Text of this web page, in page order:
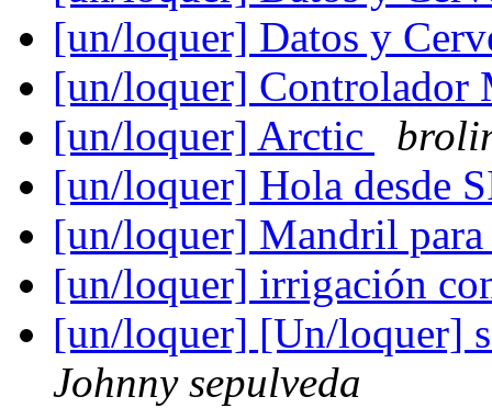
[un/loquer] Datos y
[un/loquer]
[un/loquer] Arctic
[un/loquer] Hola desde
[un/loquer] Mandril
[un/loquer] irrigación
[un/loquer] [Un/loquer]
Johnny sepulveda